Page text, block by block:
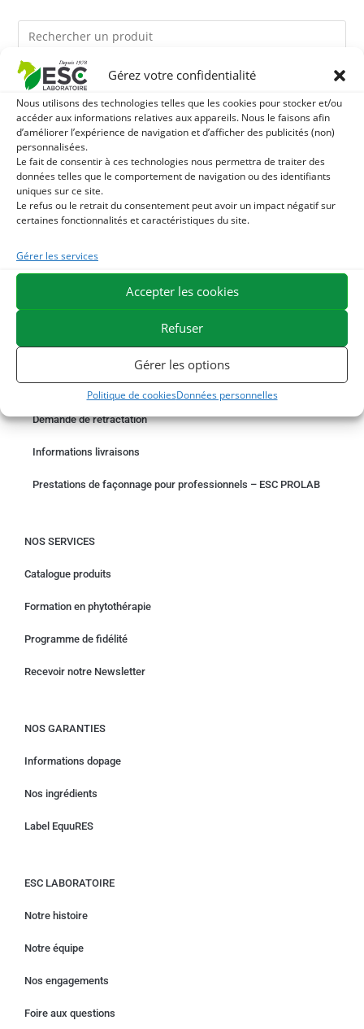
Gérez votre confidentialité
Nous utilisons des technologies telles que les cookies pour stocker et/ou
accéder aux informations relatives aux appareils. Nous le faisons afin
d’améliorer l’expérience de navigation et d’afficher des publicités (non)
personnalisées.
Le fait de consentir à ces technologies nous permettra de traiter des
données telles que le comportement de navigation ou des identifiants
uniques sur ce site.
Le refus ou le retrait du consentement peut avoir un impact négatif sur
certaines fonctionnalités et caractéristiques du site.
Gérer les services
Accepter les cookies
Refuser
Gérer les options
Politique de cookiesDonnées personnelles
Ils pourraient vous plaire
1 TOURTEAU DE SOJA SANS OGM - APPORT EN
PROTÉINES ET SOUTIEN ÉNERGÉTIQUE POUR CHEVAUX
2 HUILE DE CADE - ASSAINIT ET PROTÈGE LES SABOTS
DE L’HUMIDITÉ
3 BRONCHOMIX - RESPIRATION CHEVAL - MÉLANGE DE
EXPÉDITION EN 48/72H
LIVRAISON OFFERTE EN FRANCE DÈS 75 €
PAIEMENT SÉCURISÉ
BESOIN D'AIDE ?
Un problème avec votre commande ?
Demande de rétractation
Informations livraisons
Prestations de façonnage pour professionnels – ESC PROLAB
NOS SERVICES
Catalogue produits
Formation en phytothérapie
Programme de fidélité
Recevoir notre Newsletter
NOS GARANTIES
Informations dopage
Nos ingrédients
Label EquuRES
ESC LABORATOIRE
Notre histoire
Notre équipe
Nos engagements
Foire aux questions